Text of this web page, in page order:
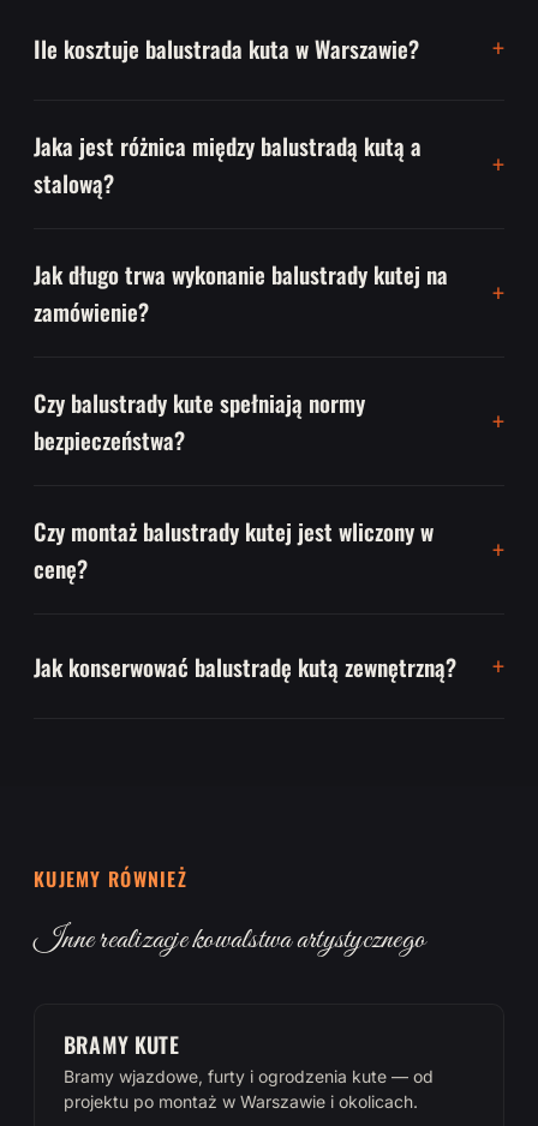
Ile kosztuje balustrada kuta w Warszawie?
Jaka jest różnica między balustradą kutą a
stalową?
Jak długo trwa wykonanie balustrady kutej na
zamówienie?
Czy balustrady kute spełniają normy
bezpieczeństwa?
Czy montaż balustrady kutej jest wliczony w
cenę?
Jak konserwować balustradę kutą zewnętrzną?
KUJEMY RÓWNIEŻ
Inne realizacje kowalstwa artystycznego
BRAMY KUTE
Bramy wjazdowe, furty i ogrodzenia kute — od
projektu po montaż w Warszawie i okolicach.